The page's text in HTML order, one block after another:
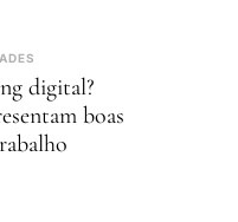
digital?
boas